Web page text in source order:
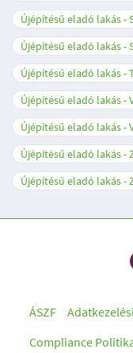
Újépítésű eladó lakás -
Újépítésű eladó lakás -
Újépítésű eladó lakás -
Újépítésű eladó lakás -
Újépítésű eladó lakás -
Újépítésű eladó lakás -
Újépítésű eladó lakás -
ÁSZF
Compliance